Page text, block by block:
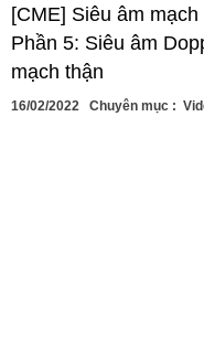
[CME] Siêu âm
Phần 5: Siêu âm
mạch thận
16/02/2022 Chuyên mục :